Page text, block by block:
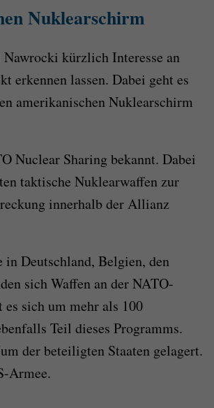
Nuklearschirm
kürzlich Interesse an
erkennen lassen. Dabei geht es
amerikanischen Nuklearschirm
Nuclear Sharing bekannt. Dabei
taktische Nuklearwaffen zur
innerhalb der Allianz
Deutschland, Belgien, den
sich Waffen an der NATO-
sich um mehr als 100
Teil dieses Programms.
der beteiligten Staaten gelagert.
Armee.